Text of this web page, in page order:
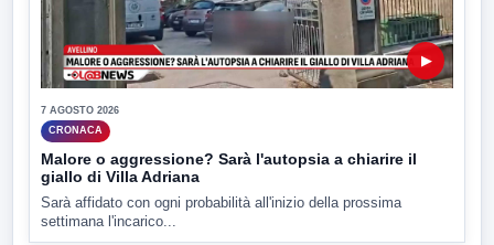
▶
7 AGOSTO 2026
CRONACA
Malore o aggressione? Sarà l'autopsia a chiarire il
giallo di Villa Adriana
Sarà affidato con ogni probabilità all'inizio della prossima
settimana l'incarico...